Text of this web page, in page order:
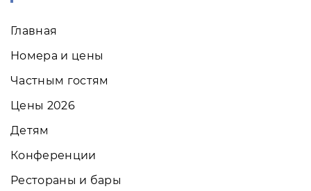
Главная
Номера и цены
Частным гостям
Цены 2026
Детям
Конференции
Рестораны и бары